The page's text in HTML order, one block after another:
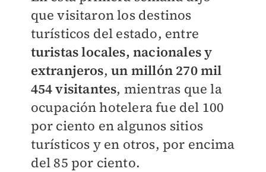
que visitaron los destinos
turísticos del estado, entre
turistas locales, nacionales y
extranjeros,un millón 270 mil
454 visitantes, mientras que la
ocupación hotelera fue del 100
por ciento en algunos sitios
turísticos y en otros, por encima
del 85 por ciento.